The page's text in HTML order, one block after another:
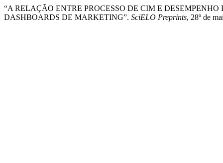
“A RELAÇÃO ENTRE PROCESSO DE CIM E
DASHBOARDS DE MARKETING”. SciELO Preprints, 28º de